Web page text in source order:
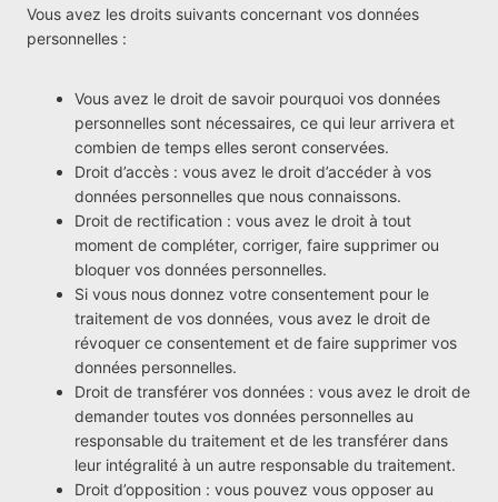
Vous avez les droits suivants concernant vos données
personnelles :
Vous avez le droit de savoir pourquoi vos données
personnelles sont nécessaires, ce qui leur arrivera et
combien de temps elles seront conservées.
Droit d’accès : vous avez le droit d’accéder à vos
données personnelles que nous connaissons.
Droit de rectification : vous avez le droit à tout
moment de compléter, corriger, faire supprimer ou
bloquer vos données personnelles.
Si vous nous donnez votre consentement pour le
traitement de vos données, vous avez le droit de
révoquer ce consentement et de faire supprimer vos
données personnelles.
Droit de transférer vos données : vous avez le droit de
demander toutes vos données personnelles au
responsable du traitement et de les transférer dans
leur intégralité à un autre responsable du traitement.
Droit d’opposition : vous pouvez vous opposer au